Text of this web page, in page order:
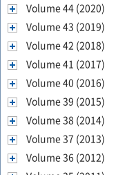
Volume 44 (2020)
Volume 43 (2019)
Volume 42 (2018)
Volume 41 (2017)
Volume 40 (2016)
Volume 39 (2015)
Volume 38 (2014)
Volume 37 (2013)
Volume 36 (2012)